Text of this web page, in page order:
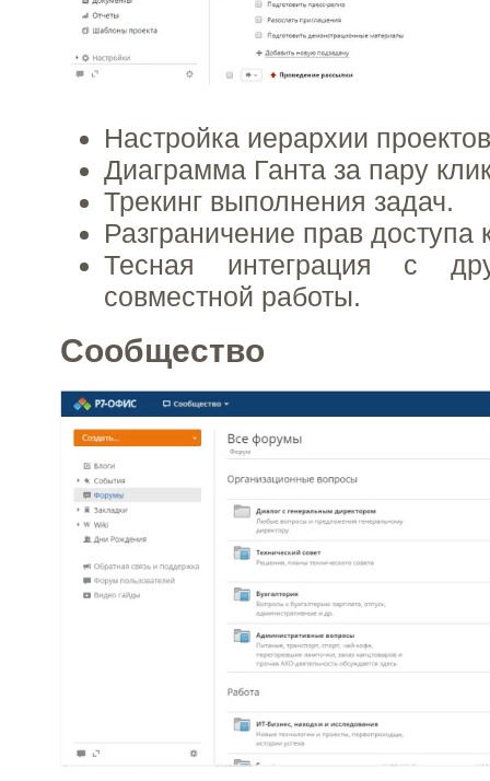
Настройка иерархии
Диаграмма Ганта за пару
Трекинг выполнения задач.
Разграничение прав доступа
Тесная интеграция с
совместной работы.
Сообщество